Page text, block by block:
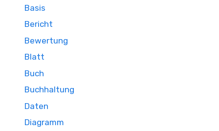
Basis
Bericht
Bewertung
Blatt
Buch
Buchhaltung
Daten
Diagramm